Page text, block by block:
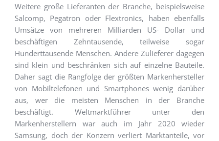
Weitere große Lieferanten der Branche, beispielsweise
Salcomp, Pegatron oder Flextronics, haben ebenfalls
Umsätze von mehreren Milliarden US- Dollar und
beschäftigen Zehntausende, teilweise sogar
Hunderttausende Menschen. Andere Zulieferer dagegen
sind klein und beschränken sich auf einzelne Bauteile.
Daher sagt die Rangfolge der größten Markenhersteller
von Mobiltelefonen und Smartphones wenig darüber
aus, wer die meisten Menschen in der Branche
beschäftigt. Weltmarktführer unter den
Markenherstellern war auch im Jahr 2020 wieder
Samsung, doch der Konzern verliert Marktanteile, vor